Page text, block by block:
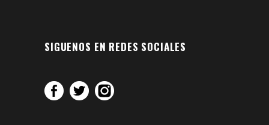
SIGUENOS EN REDES SOCIALES